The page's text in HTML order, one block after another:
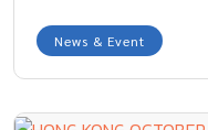
News & Event